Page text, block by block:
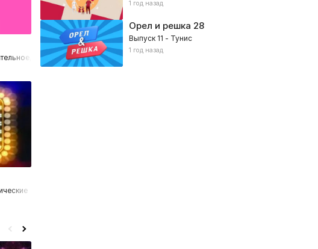
1 год назад
Орел и решка 28
Выпуск 11 - Тунис
1 год назад
Импровизация
Вар'яти
2021, Юмористические, Развлекательное